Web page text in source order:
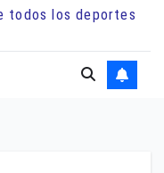
todos los deportes